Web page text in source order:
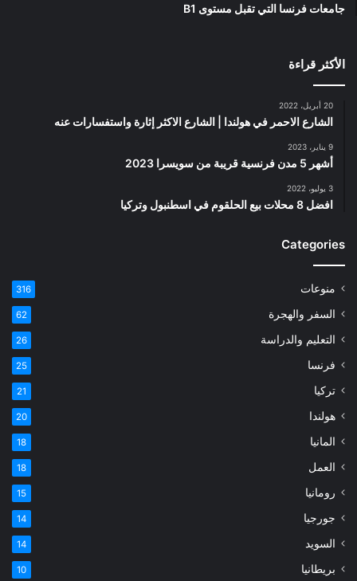
جامعات فرنسا التي تقبل مستوى B1
الأكثر قراءة
20 أبريل، 2022
الشارع الاحمر في هولندا | الشارع الاكثر إثارة واستفسارات عنه
9 يناير، 2023
أشهر 5 مدن فرنسية قريبة من سويسرا 2023
3 يوليو، 2022
افضل 8 محلات بيع الحلقوم في اسطنبول وتركيا
Categories
منوعات 316
السفر والهجرة 62
التعليم والدراسة 26
فرنسا 25
تركيا 21
هولندا 20
المانيا 18
العمل 18
رومانيا 15
جورجيا 14
السويد 14
بريطانيا 10